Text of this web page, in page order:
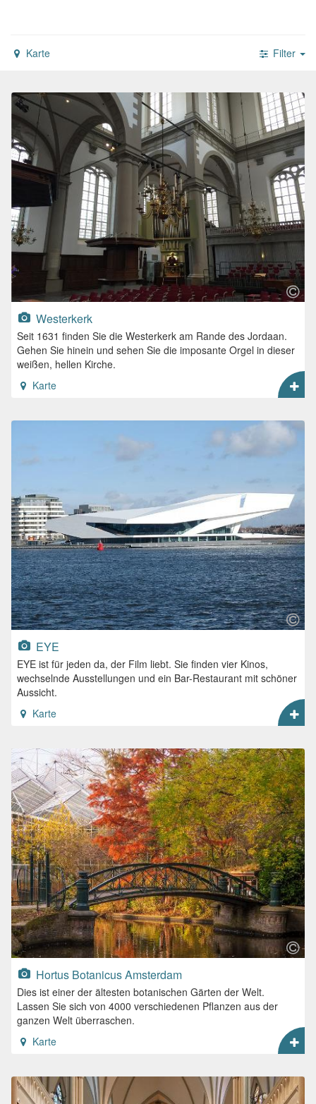
Karte Filter
Westerkerk
Seit 1631 finden Sie die Westerkerk am Rande des Jordaan.
Gehen Sie hinein und sehen Sie die imposante Orgel in dieser
weißen, hellen Kirche.
Karte
EYE
EYE ist für jeden da, der Film liebt. Sie finden vier Kinos,
wechselnde Ausstellungen und ein Bar-Restaurant mit schöner
Aussicht.
Karte
Hortus Botanicus Amsterdam
Dies ist einer der ältesten botanischen Gärten der Welt.
Lassen Sie sich von 4000 verschiedenen Pflanzen aus der
ganzen Welt überraschen.
Karte